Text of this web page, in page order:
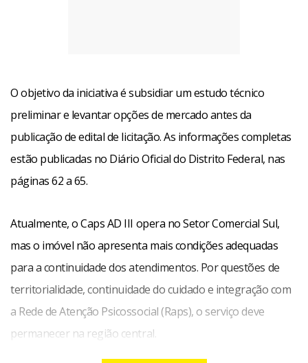
O objetivo da iniciativa é subsidiar um estudo técnico
preliminar e levantar opções de mercado antes da
publicação de edital de licitação. As informações completas
estão publicadas no Diário Oficial do Distrito Federal, nas
páginas 62 a 65.
Atualmente, o Caps AD III opera no Setor Comercial Sul,
mas o imóvel não apresenta mais condições adequadas
para a continuidade dos atendimentos. Por questões de
territorialidade, continuidade do cuidado e integração com
a Rede de Atenção Psicossocial (Raps), o serviço deve
permanecer na região central.